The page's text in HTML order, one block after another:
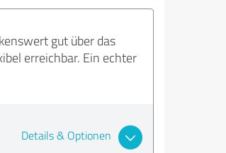
gut über das
erreichbar. Ein echter
Details & Optionen